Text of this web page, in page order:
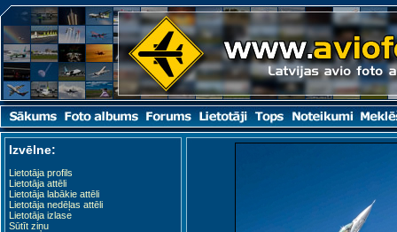
Izvēlne:
Lietotāja profils
Lietotāja attēli
Lietotāja labākie attēli
Lietotāja nedēļas attēli
Lietotāja izlase
Sūtīt ziņu